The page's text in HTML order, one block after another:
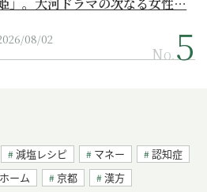
」。大河ドラマの次なる女性…
08/02
No.
減塩レシピ マネー
認知症
ーム 京都 漢方